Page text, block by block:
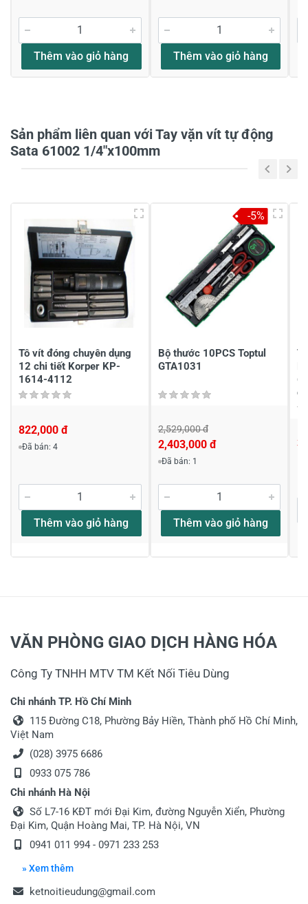
Đánh giá sao
Tiêu đề của nhận xét *
Gửi nhận xét
Thêm vào giỏ hàng Thêm vào giỏ hàng
Sản phẩm liên quan với Tay vặn vít tự động
Sata 61002 1/4"x100mm
Tô vít đóng chuyên dụng
12 chi tiết Korper KP-
1614-4112
822,000 đ
Đã bán: 4
Thêm vào giỏ hàng
Bộ thước 10PCS Toptul
GTA1031
2,529,000 đ
2,403,000 đ
Đã bán: 1
Thêm vào giỏ hàng
-5%
VĂN PHÒNG GIAO DỊCH HÀNG HÓA
Công Ty TNHH MTV TM Kết Nối Tiêu Dùng
Chi nhánh TP. Hồ Chí Minh
115 Đường C18, Phường Bảy Hiền, Thành phố Hồ Chí Minh,
Việt Nam
(028) 3975 6686
0933 075 786
Chi nhánh Hà Nội
Số L7-16 KĐT mới Đại Kim, đường Nguyễn Xiển, Phường
Đại Kim, Quận Hoàng Mai, TP. Hà Nội, VN
0941 011 994 - 0971 233 253
» Xem thêm
ketnoitieudung@gmail.com